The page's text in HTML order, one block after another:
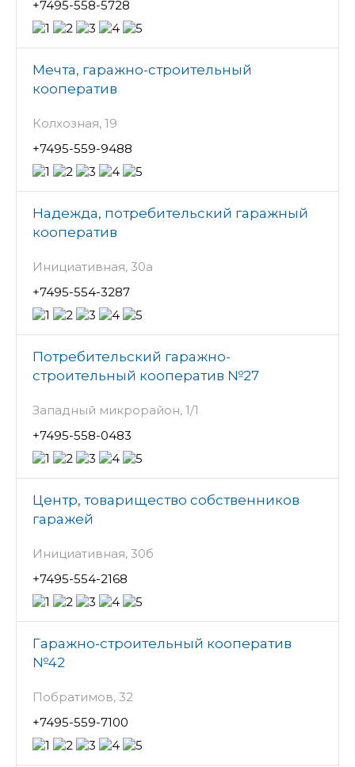
+7495-558-5728
Мечта, гаражно-строительный
кооператив
Колхозная, 19
+7495-559-9488
Надежда, потребительский гаражный
кооператив
Инициативная, 30а
+7495-554-3287
Потребительский гаражно-
строительный кооператив №27
Западный микрорайон, 1/1
+7495-558-0483
Центр, товарищество собственников
гаражей
Инициативная, 30б
+7495-554-2168
Гаражно-строительный кооператив
№42
Побратимов, 32
+7495-559-7100